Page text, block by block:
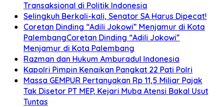
Transaksional di Politik Indonesia
Selingkuh Berkali-kali, Senator SA Harus Dipecat!
Coretan Dinding “Adili Jokowi” Menjamur di Kota
PalembangCoretan Dinding “Adili Jokowi”
Menjamur di Kota Palembang
Razman dan Hukum Amburadul Indonesia
Kapolri Pimpin Kenaikan Pangkat 22 Pati Polri
Massa GEMPUR Pertanyakan Rp 11,5 Miliar Pajak
Tak Disetor PT MEP, Kejari Muba Atensi Bakal Usut
Tuntas